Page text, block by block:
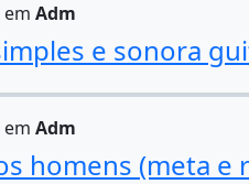
Adm
e sonora
Adm
homens (meta